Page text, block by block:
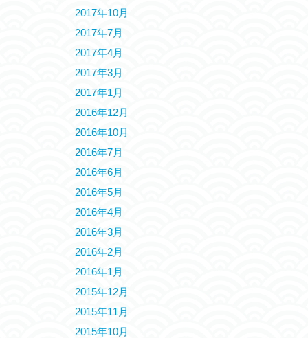
2017年10月
2017年7月
2017年4月
2017年3月
2017年1月
2016年12月
2016年10月
2016年7月
2016年6月
2016年5月
2016年4月
2016年3月
2016年2月
2016年1月
2015年12月
2015年11月
2015年10月